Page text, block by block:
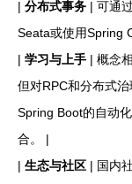
| 分布式事务 | 可通
Seata或使用Spring
| 学习与上手 | 概念
但对RPC和分布式
Spring Boot的自动
合。 |
| 生态与社区 | 国内